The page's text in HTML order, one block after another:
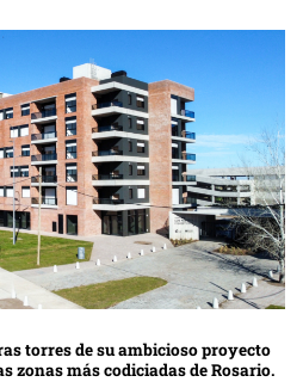
torres de su ambicioso proyecto
zonas más codiciadas de Rosario.